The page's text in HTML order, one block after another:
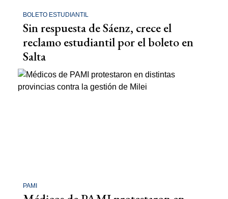
BOLETO ESTUDIANTIL
Sin respuesta de Sáenz, crece el
reclamo estudiantil por el boleto en
Salta
PAMI